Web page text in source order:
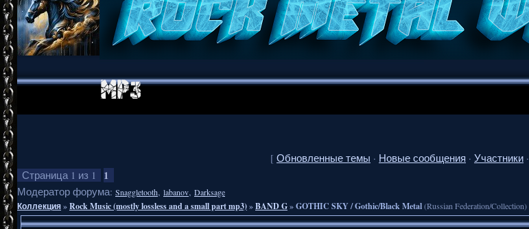
[ Обновленные темы · Новые сообщения · Участники ·
Страница 1 из 1 1
Модератор форума: Snaggletooth, labanov, Darksage
Коллекция»Rock Music (mostly lossless and a small part mp3)»BAND G»GOTHIC SKY / Gothic/Black Metal(Russian Federation/Collection)